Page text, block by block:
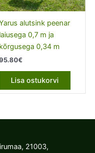
alutsink peenar
laiusega 0,7 m ja
kõrgusega 0,34 m
€
Lisa ostukorvi
21003,